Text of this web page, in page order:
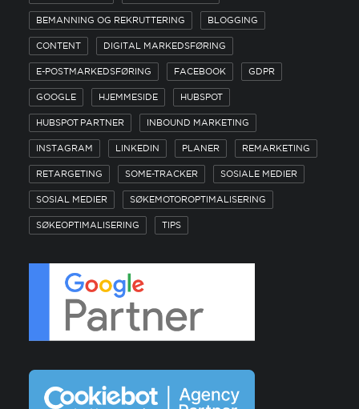
BEMANNING OG REKRUTTERING BLOGGING
CONTENT DIGITAL MARKEDSFØRING
E-POSTMARKEDSFØRING FACEBOOK GDPR
GOOGLE HJEMMESIDE HUBSPOT
HUBSPOT PARTNER INBOUND MARKETING
INSTAGRAM LINKEDIN PLANER REMARKETING
RETARGETING SOME-TRACKER SOSIALE MEDIER
SOSIAL MEDIER SØKEMOTOROPTIMALISERING
SØKEOPTIMALISERING TIPS